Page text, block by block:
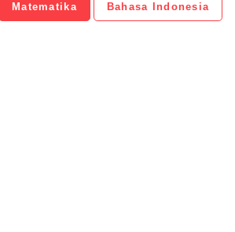
Matematika Bahasa Indonesia